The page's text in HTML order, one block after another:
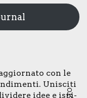
con le
Uni­sci­ti
idee e ispi­